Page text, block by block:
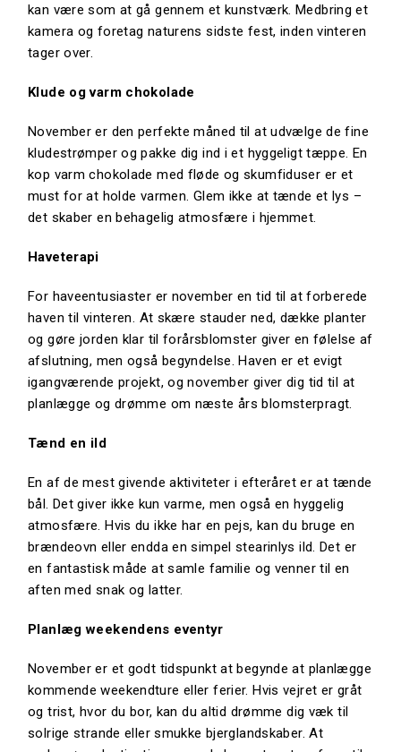
kan være som at gå gennem et kunstværk. Medbring et
kamera og foretag naturens sidste fest, inden vinteren
tager over.
Klude og varm chokolade
November er den perfekte måned til at udvælge de fine
kludestrømper og pakke dig ind i et hyggeligt tæppe. En
kop varm chokolade med fløde og skumfiduser er et
must for at holde varmen. Glem ikke at tænde et lys –
det skaber en behagelig atmosfære i hjemmet.
Haveterapi
For haveentusiaster er november en tid til at forberede
haven til vinteren. At skære stauder ned, dække planter
og gøre jorden klar til forårsblomster giver en følelse af
afslutning, men også begyndelse. Haven er et evigt
igangværende projekt, og november giver dig tid til at
planlægge og drømme om næste års blomsterpragt.
Tænd en ild
En af de mest givende aktiviteter i efteråret er at tænde
bål. Det giver ikke kun varme, men også en hyggelig
atmosfære. Hvis du ikke har en pejs, kan du bruge en
brændeovn eller endda en simpel stearinlys ild. Det er
en fantastisk måde at samle familie og venner til en
aften med snak og latter.
Planlæg weekendens eventyr
November er et godt tidspunkt at begynde at planlægge
kommende weekendture eller ferier. Hvis vejret er gråt
og trist, hvor du bor, kan du altid drømme dig væk til
solrige strande eller smukke bjerglandskaber. At